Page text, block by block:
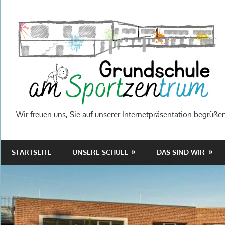
springen
Wir freuen uns, Sie auf unserer Internetpräsentation
STARTSEITE UNSERE SCHULE DAS SIND WIR